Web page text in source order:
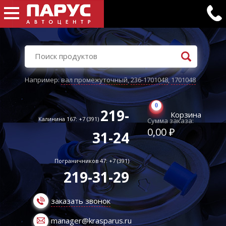
Например:вал промежуточный,236-1701048,1701048
Калинина 167: +7 (391) 219-
31-24
Пограничников 47: +7 (391)
219-31-29
заказать звонок
manager@krasparus.ru
0
Корзина
Сумма заказа:
0,00 ₽